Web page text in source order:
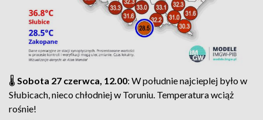
🌡️ Sobota 27 czerwca, 12.00: W południe najcieplej było w
Słubicach, nieco chłodniej w Toruniu. Temperatura wciąż
rośnie!